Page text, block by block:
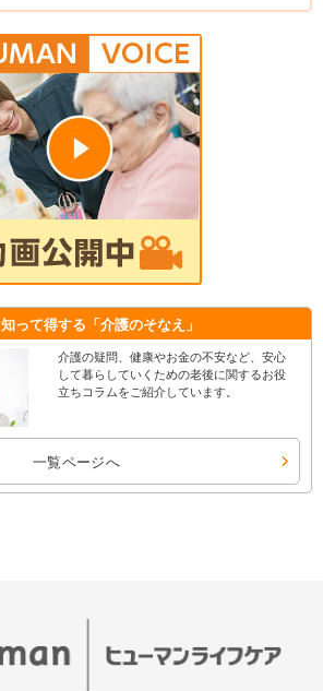
知って得する 「介護のそなえ」
介護の疑問、健康やお金の不安など、安心
して暮らしていくための老後に関するお役
立ちコラムをご紹介しています。
一覧ページへ